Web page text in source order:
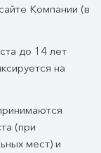
Компании (в
до 14 лет
на
(при
мест) и